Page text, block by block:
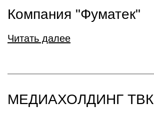
Компания "Фуматек"
Читать далее
МЕДИАХОЛДИНГ ТВК